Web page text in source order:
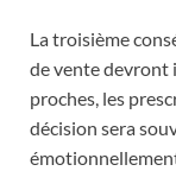
La troisième
de vente devront
proches, les
décision sera